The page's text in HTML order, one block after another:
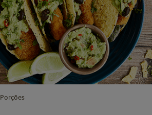
Porções